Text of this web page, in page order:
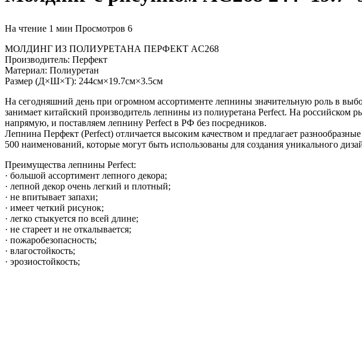
На чтение 1 мин Просмотров 6
МОЛДИНГ ИЗ ПОЛИУРЕТАНА ПЕРФЕКТ AC268
Производитель: Перфект
Материал: Полиуретан
Размер (Д×Ш×Т): 244см×19.7см×3.5см
На сегодняшний день при огромном ассортименте лепнины значительную роль в
занимает китайский производитель лепнины из полиуретана Perfect. На
напрямую, и поставляем лепнину Perfect в РФ без посредников.
Лепнина Перфект (Perfect) отличается высоким качеством и предлагает
500 наименований, которые могут быть использованы для создания уникального
Преимущества лепнины Perfect:
· большой ассортимент лепного декора;
· лепной декор очень легкий и плотный;
· не впитывает запахи;
· имеет четкий рисунок;
· легко стыкуется по всей длине;
· не стареет и не откалывается;
· пожаробезопасность;
· влагостойкость;
· эрозиостойкость;